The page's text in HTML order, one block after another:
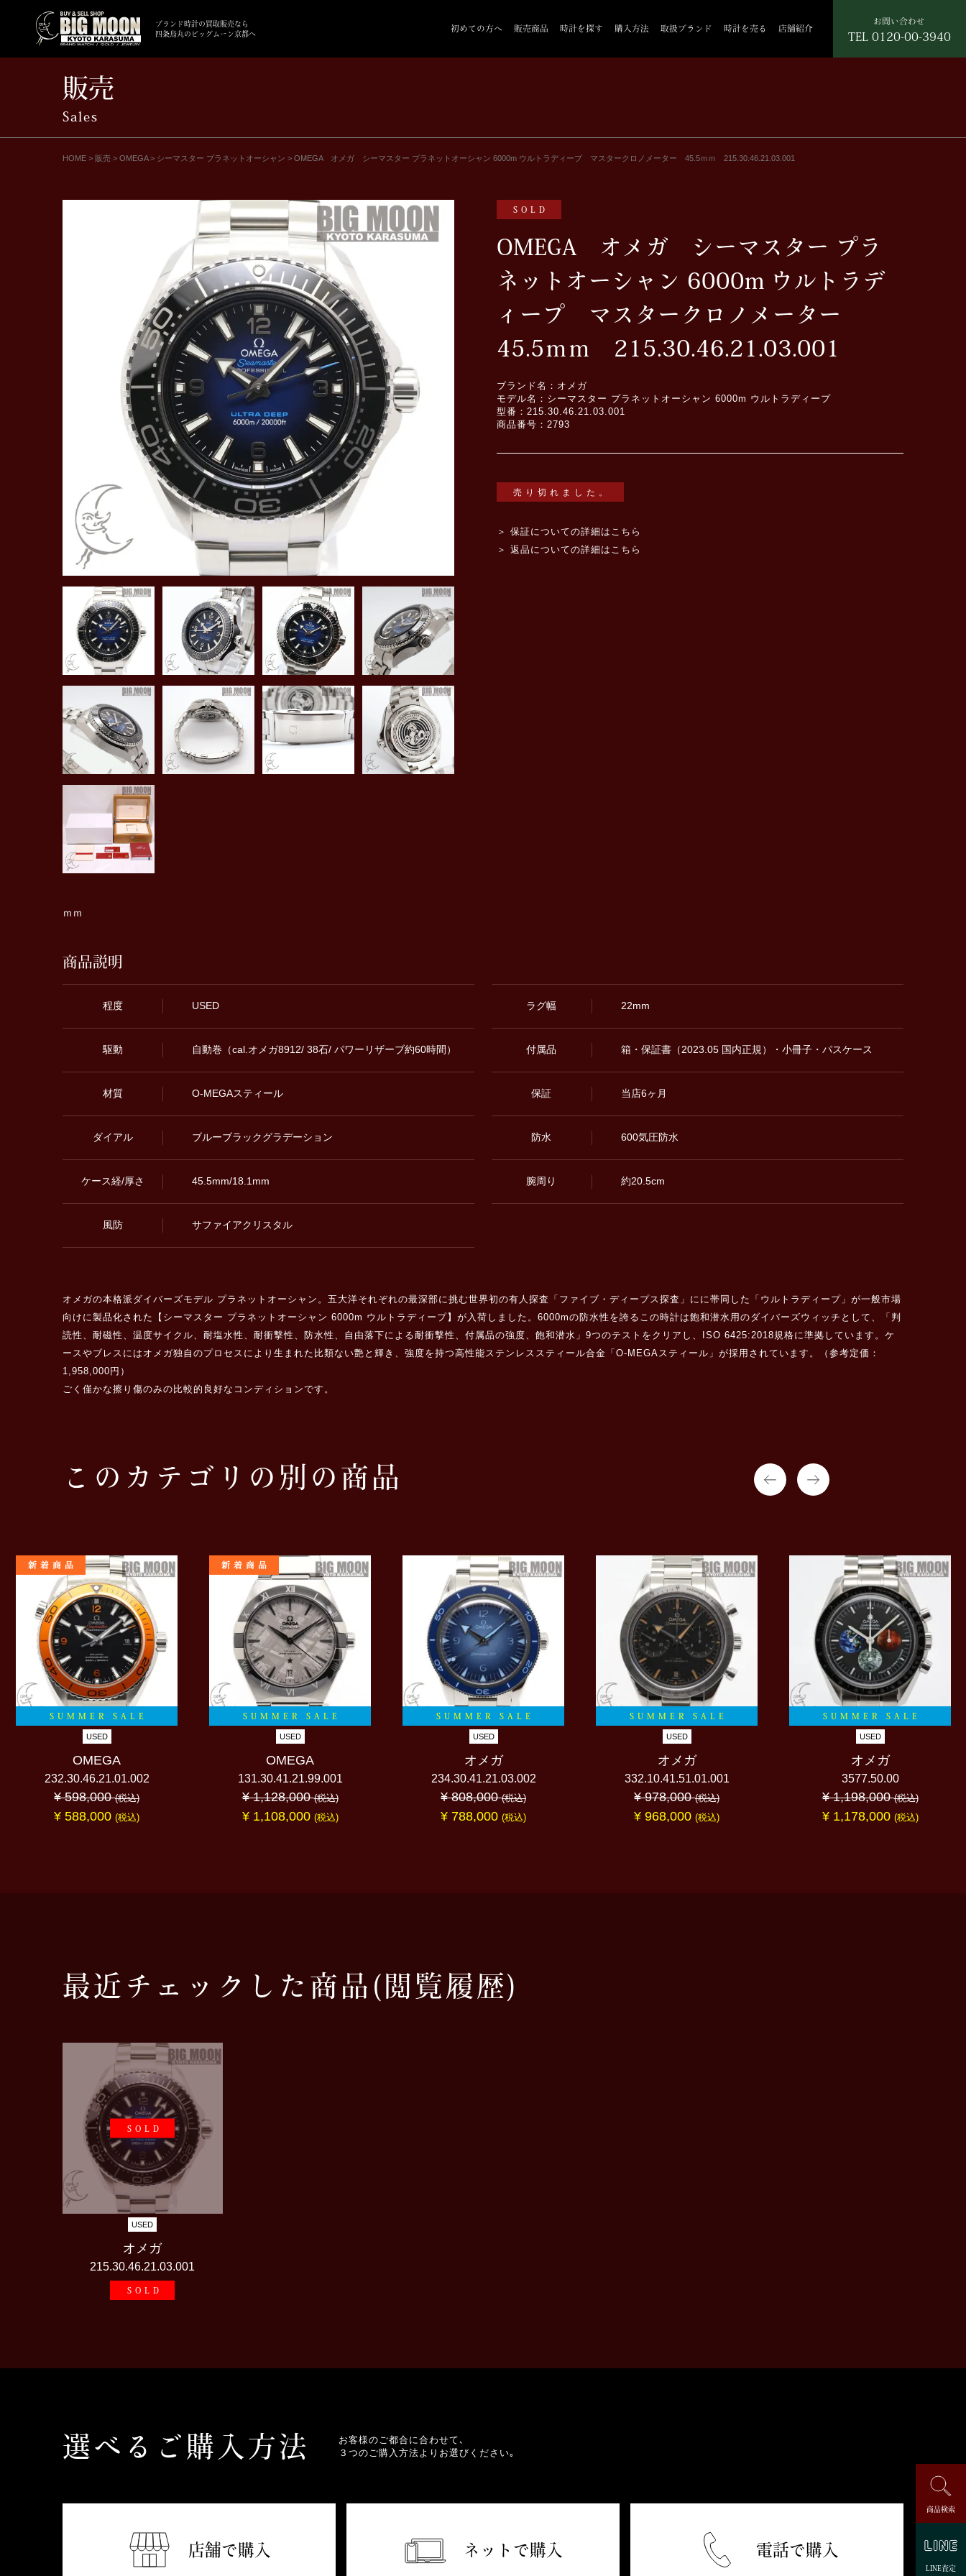
ブランド時計の買取販売なら
四条烏丸のビッグムーン京都へ
初めての方へ 販売商品 時計を探す 購入方法 取扱ブランド 時計を売る 店舗紹介
お問い合わせ
TEL 0120-00-3940
販売
Sales
HOME > 販売 >OMEGA> シーマスター プラネットオーシャン >OMEGA オメガ シーマスター プラネットオーシャン 6000m ウルトラディープ マスタークロノメーター 45.5ｍｍ 215.30.46.21.03.001
SOLD
OMEGA オメガ シーマスター プラ
ネットオーシャン 6000m ウルトラデ
ィープ マスタークロノメーター
45.5ｍｍ 215.30.46.21.03.001
ブランド名：オメガ
モデル名：シーマスター プラネットオーシャン 6000m ウルトラディープ
型番：215.30.46.21.03.001
商品番号：2793
売り切れました。
＞ 保証についての詳細はこちら
＞ 返品についての詳細はこちら
ｍｍ
商品説明
程度 USED
駆動 自動巻（cal.オメガ8912/ 38石/ パワーリザーブ約60時間）
材質 O-MEGAスティール
ダイアル ブルーブラックグラデーション
ケース経/厚さ 45.5mm/18.1mm
風防 サファイアクリスタル
ラグ幅 22mm
付属品 箱・保証書（2023.05 国内正規）・小冊子・パスケース
保証 当店6ヶ月
防水 600気圧防水
腕周り 約20.5cm
オメガの本格派ダイバーズモデル プラネットオーシャン。五大洋それぞれの最深部に挑む世界初の有人探査「ファイブ・ディープス探査」にに帯同した「ウルトラディープ」が一般市場
向けに製品化された【シーマスター プラネットオーシャン 6000m ウルトラディープ】が入荷しました。6000mの防水性を誇るこの時計は飽和潜水用のダイバーズウィッチとして、「判
読性、耐磁性、温度サイクル、耐塩水性、耐衝撃性、防水性、自由落下による耐衝撃性、付属品の強度、飽和潜水」9つのテストをクリアし、ISO 6425:2018規格に準拠しています。ケ
ースやブレスにはオメガ独自のプロセスにより生まれた比類ない艶と輝き、強度を持つ高性能ステンレススティール合金「O-MEGAスティール」が採用されています。（参考定価：
1,958,000円）
ごく僅かな擦り傷のみの比較的良好なコンディションです。
このカテゴリの別の商品
SUMMER SALE
USED
OMEGA
232.30.46.21.01.002
¥ 598,000(税込)
¥ 588,000 (税込)
新着商品
SUMMER SALE
USED
OMEGA
131.30.41.21.99.001
¥ 1,128,000(税込)
¥ 1,108,000 (税込)
新着商品
SUMMER SALE
USED
オメガ
234.30.41.21.03.002
¥ 808,000(税込)
¥ 788,000 (税込)
SUMMER SALE
USED
オメガ
332.10.41.51.01.001
¥ 978,000(税込)
¥ 968,000 (税込)
SUMMER SALE
USED
オメガ
3577.50.00
¥ 1,198,000(税込)
¥ 1,178,000 (税込)
最近チェックした商品 (閲覧履歴)
SOLD
USED
オメガ
215.30.46.21.03.001
SOLD
選べるご購入方法
お客様のご都合に合わせて､
３つのご購入方法よりお選びください｡
店舗で購入 ネットで購入 電話で購入
商品検索
LINE査定